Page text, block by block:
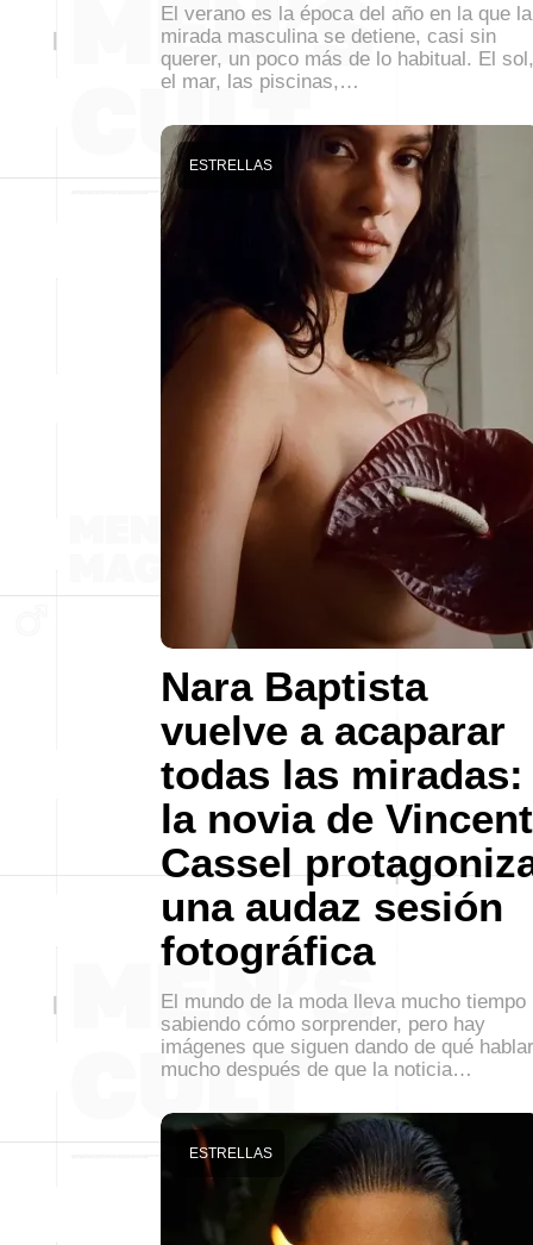
El verano es la época del año en la que la
mirada masculina se detiene, casi sin
querer, un poco más de lo habitual. El sol,
el mar, las piscinas,…
Nara Baptista
vuelve a acaparar
todas las miradas:
la novia de Vincent
Cassel
una audaz sesión
fotográfica
ESTRELLAS
El mundo de la moda lleva mucho tiempo
sabiendo cómo sorprender, pero hay
imágenes que siguen dando de qué hablar
mucho después de que la noticia…
ESTRELLAS